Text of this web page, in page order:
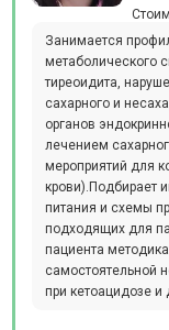
Занимается
метаболического
тиреоидита,
сахарного и
органов
лечением
мероприятий для
крови).Подбирает
питания и схемы
подходящих для
пациента
самостоятельной
при кетоацидозе и